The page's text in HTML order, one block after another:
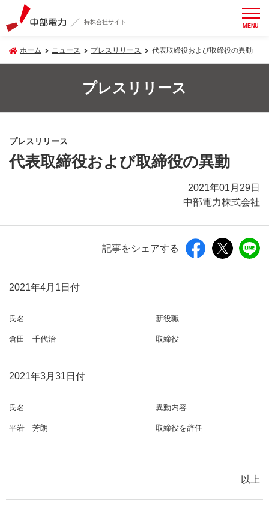
持株会社サイト MENU
ホーム ニュース プレスリリース 代表取締役および取締役の異動
プレスリリース
プレスリリース
代表取締役および取締役の異動
2021年01月29日
中部電力株式会社
記事をシェアする
2021年4月1日付
氏名 新役職
倉田 千代治 取締役
2021年3月31日付
氏名 異動内容
平岩 芳朗 取締役を辞任
以上